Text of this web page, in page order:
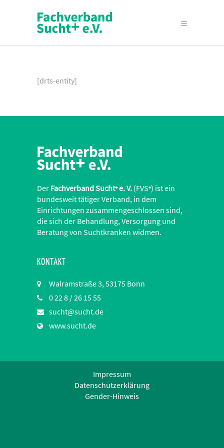
[drts-entity]
Der Fachverband Sucht+e. V. (FVS+) ist ein
bundesweit tätiger Verband, in dem
Einrichtungen zusammengeschlossen sind,
die sich der Behandlung, Versorgung und
Beratung von Suchtkranken widmen.
KONTAKT
Walramstraße 3, 53175 Bonn
0 22 8 / 26 15 55
sucht@sucht.de
www.sucht.de
Impressum
Datenschutzerklärung
Gender-Hinweis